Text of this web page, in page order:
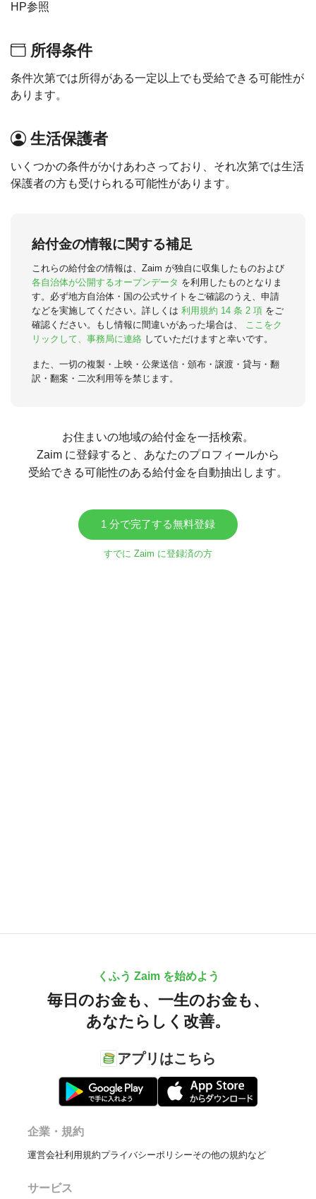
HP参照
所得条件
条件次第では所得がある一定以上でも受給できる可能性が
あります。
生活保護者
いくつかの条件がかけあわさっており、それ次第では生活
保護者の方も受けられる可能性があります。
給付金の情報に関する補足
これらの給付金の情報は、Zaim が独自に収集したものおよび
各自治体が公開するオープンデータ を利用したものとなりま
す。必ず地方自治体・国の公式サイトをご確認のうえ、申請
などを実施してください。詳しくは 利用規約 14 条 2 項 をご
確認ください。もし情報に間違いがあった場合は、
ここをク
リックして、事務局に連絡 していただけますと幸いです。
また、一切の複製・上映・公衆送信・頒布・譲渡・貸与・翻
訳・翻案・二次利用等を禁じます。
お住まいの地域の給付金を一括検索。
Zaim に登録すると、あなたのプロフィールから
受給できる可能性のある給付金を自動抽出します。
1 分で完了する無料登録
すでに Zaim に登録済の方
くふう Zaim を始めよう
毎日のお金も、 一生のお金も、
あなたらしく改善。
アプリはこちら
企業・規約
運営会社利用規約プライバシーポリシーその他の規約など
サービス